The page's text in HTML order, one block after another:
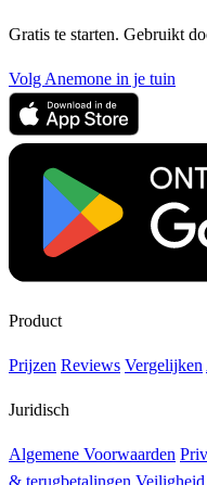
Gratis te starten. Gebruikt
Volg Anemone in je tuin
Product
Prijzen Reviews Vergelijken
Juridisch
Algemene Voorwaarden
& terugbetalingen